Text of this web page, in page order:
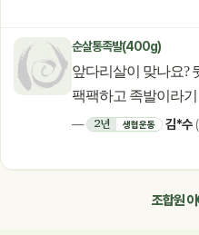
순살통족발(400g)
앞다리살이 맞나요?
팩팩하고 족발이라기 보다는 수육눌러놓은것 같아요.
실망이네요. 후기에
— 2년 생협운동 김*수
조합원 이